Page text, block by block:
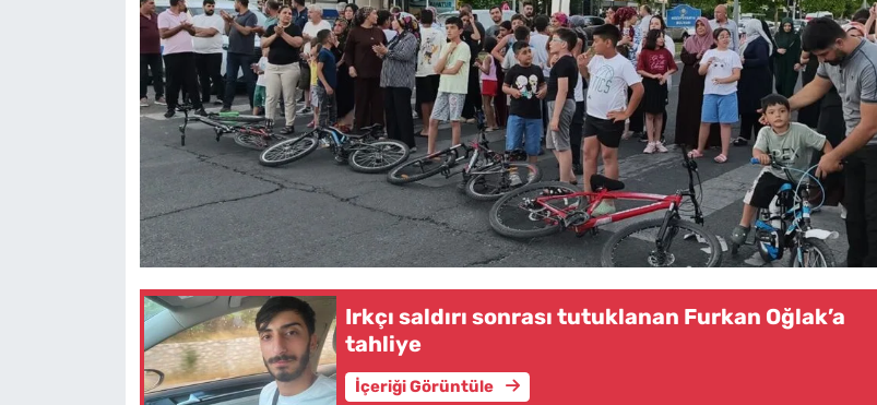
Irkçı saldırı sonrası tutuklanan Furkan Oğlak’a
tahliye
İçeriği Görüntüle